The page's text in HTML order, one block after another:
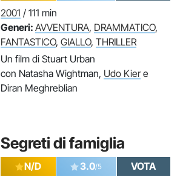
2001 / 111 min
Generi: AVVENTURA, DRAMMATICO,
FANTASTICO, GIALLO, THRILLER
Un film di Stuart Urban
con Natasha Wightman, Udo Kiere
Diran Meghreblian
Segreti di famiglia
N/D 3.0/5
VOTA